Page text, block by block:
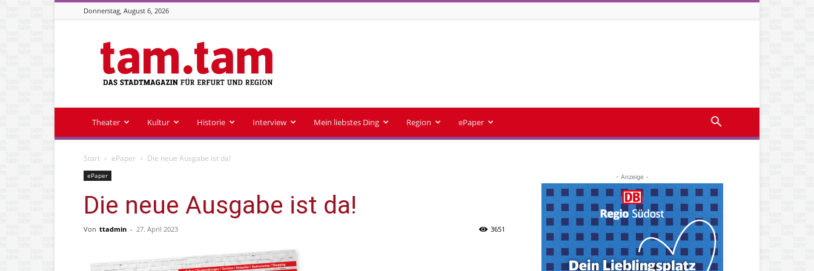
Donnerstag, August 6, 2026
Stadtmagazin
tam.tam
Theater Kultur Historie Interview Mein liebstes Ding Region ePaper
Start ePaper Die neue Ausgabe ist da!
ePaper
Die neue Ausgabe ist da!
Von ttadmin - 27. April 2023 3651
- Anzeige -